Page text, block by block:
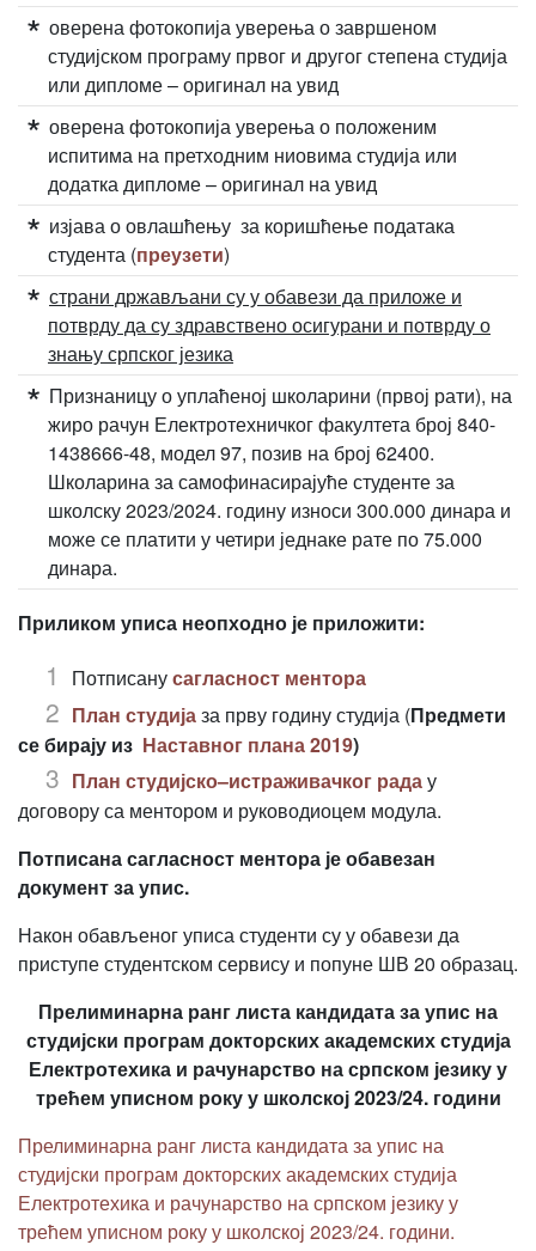
оверена фотокопија уверења о завршеном
студијском програму првог и другог степена студија
или дипломе – оригинал на увид
оверена фотокопија уверења о положеним
испитима на претходним ниовима студија или
додатка дипломе – оригинал на увид
изјава о овлашћењу за коришћење података
студента (преузети)
страни држављани су у обавези да приложе и
потврду да су здравствено осигурани и потврду о
знању српског језика
Признаницу о уплаћеној школарини (првој рати), на
жиро рачун Електротехничког факултета број 840-
1438666-48, модел 97, позив на број 62400.
Школарина за самофинасирајуће студенте за
школску 2023/2024. годину износи 300.000 динара и
може се платити у четири једнаке рате по 75.000
динара.
Приликом уписа неопходно је приложити:
Потписанусагласност ментора
План студијаза прву годину студија (Предмети
се бирају из Наставног плана 2019)
План студијско–истраживачког радау
договору са ментором и руководиоцем модула.
Потписана сагласност ментора је обавезан
документ за упис.
Након обављеног уписа студенти су у обавези да
приступе студентском сервису и попуне ШВ 20 образац.
Прелиминарна ранг листа кандидата за упис на
студијски програм докторских академских студија
Електротехика и рачунарство на српском језику у
трећем уписном року у школској 2023/24. години
Прелиминарна ранг листа кандидата за упис на
студијски програм докторских академских студија
Електротехика и рачунарство на српском језику у
трећем уписном року у школској 2023/24. години.